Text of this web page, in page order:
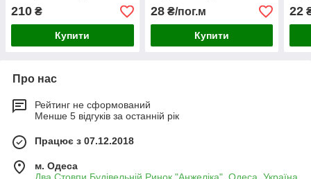
210 ₴
Купити
28₴/пог.м
Купити
22
Про нас
Рейтинг не сформований
Менше 5 відгуків за останній рік
Працює з 07.12.2018
м. Одеса